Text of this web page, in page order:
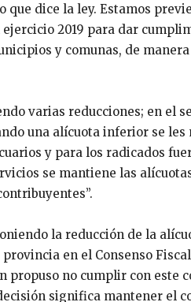
dice la ley. Estamos
2019 para dar
y comunas, de
varias reducciones; en el
una alícuota inferior se
y para los radicados
se mantiene las
la reducción de la
en el Consenso Fiscal
propuso no cumplir con este
significa mantener el